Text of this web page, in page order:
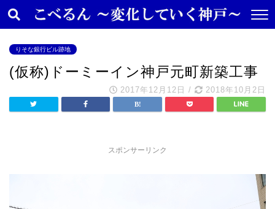
りそな銀行ビル跡地
(仮称)ドーミーイン神戸元町新築工事
2017年12月12日 / 2018年10月2日
スポンサーリンク